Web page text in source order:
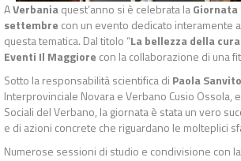
AVerbaniaquest’anno si è celebrata laGiornata
settembre con un evento dedicato interamente
questa tematica. Dal titolo “La bellezza della cura
Eventi Il Maggiore con la collaborazione di una
Sotto la responsabilità scientifica di Paola Sanvito
Interprovinciale Novara e Verbano Cusio Ossola,
Sociali del Verbano, la giornata è stata un vero
e di azioni concrete che riguardano le molteplici
Numerose sessioni di studio e condivisione con